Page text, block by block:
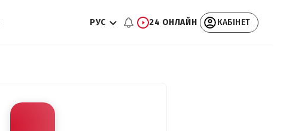
РУС 24 ОНЛАЙН КАБІНЕТ